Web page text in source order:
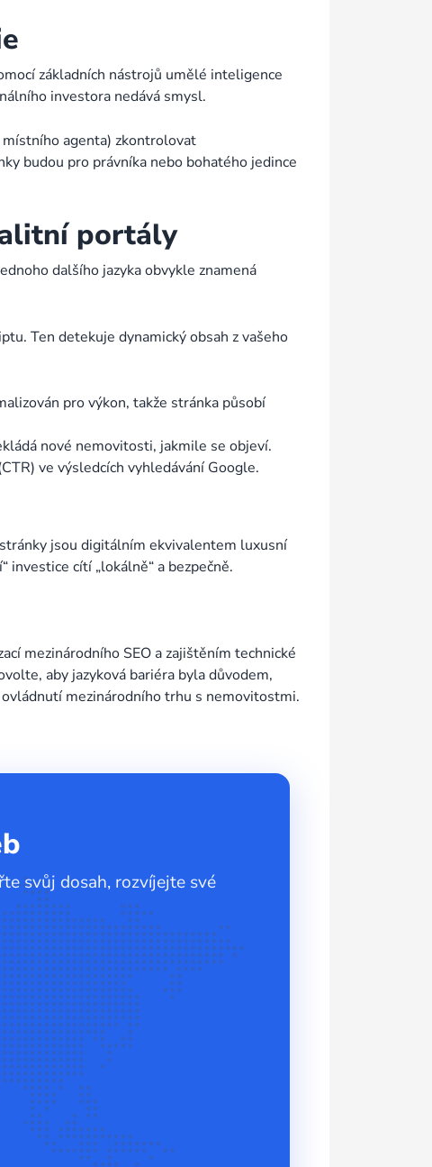
základních nástrojů umělé inteligence
investora nedává smysl.
agenta) zkontrolovat
budou pro právníka nebo bohatého jedince
portály
dalšího jazyka obvykle znamená
Ten detekuje dynamický obsah z vašeho
pro výkon, takže stránka působí
nové nemovitosti, jakmile se objeví.
ve výsledcích vyhledávání Google.
jsou digitálním ekvivalentem luxusní
investice cítí „lokálně“ a bezpečně.
mezinárodního SEO a zajištěním technické
aby jazyková bariéra byla důvodem,
mezinárodního trhu s nemovitostmi.
svůj dosah, rozvíjejte své